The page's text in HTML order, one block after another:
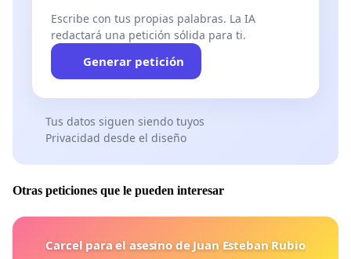
Escribe con tus propias palabras. La IA
redactará una petición sólida para ti.
Generar petición
Tus datos siguen siendo tuyos
Privacidad desde el diseño
Otras peticiones que le pueden interesar
Carcel para el asesino de Juan Esteban Rubio